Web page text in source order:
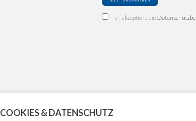
Ich akzeptiere die
COOKIES & DATENSCHUTZ